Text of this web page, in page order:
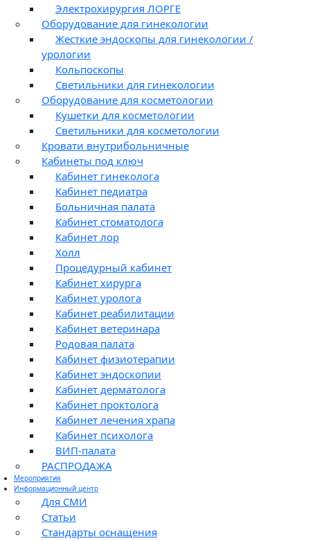
Электрохирургия ЛОРГЕ
Оборудование для гинекологии
Жесткие эндоскопы для гинекологии /
урологии
Кольпоскопы
Светильники для гинекологии
Оборудование для косметологии
Кушетки для косметологии
Светильники для косметологии
Кровати внутрибольничные
Кабинеты под ключ
Кабинет гинеколога
Кабинет педиатра
Больничная палата
Кабинет стоматолога
Кабинет лор
Холл
Процедурный кабинет
Кабинет хирурга
Кабинет уролога
Кабинет реабилитации
Кабинет ветеринара
Родовая палата
Кабинет физиотерапии
Кабинет эндоскопии
Кабинет дерматолога
Кабинет проктолога
Кабинет лечения храпа
Кабинет психолога
ВИП-палата
РАСПРОДАЖА
Мероприятия
Информационный центр
Для СМИ
Статьи
Стандарты оснащения